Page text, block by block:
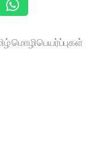
மொழிபெயர்ப்புகள்